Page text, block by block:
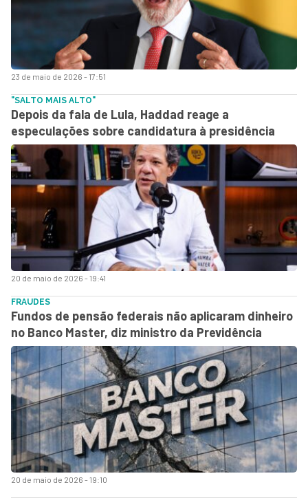
23 de maio de 2026 - 17:51
20 de maio de 2026 - 19:41
"SALTO MAIS ALTO"
Depois da fala de Lula, Haddad reage a
especulações sobre candidatura à presidência
20 de maio de 2026 - 19:10
FRAUDES
Fundos de pensão federais não aplicaram dinheiro
no Banco Master, diz ministro da Previdência